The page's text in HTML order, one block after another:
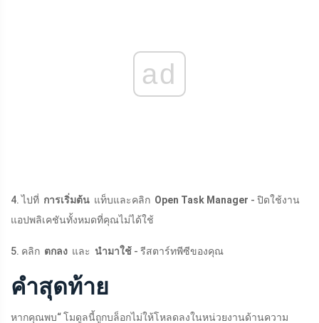
ad
4. ไปที่ การเริ่มต้น แท็บและคลิก Open Task Manager - ปิดใช้งาน
แอปพลิเคชันทั้งหมดที่คุณไม่ได้ใช้
5. คลิก ตกลง และ นำมาใช้ - รีสตาร์ทพีซีของคุณ
คำสุดท้าย
หากคุณพบ“ โมดูลนี้ถูกบล็อกไม่ให้โหลดลงในหน่วยงานด้านความ